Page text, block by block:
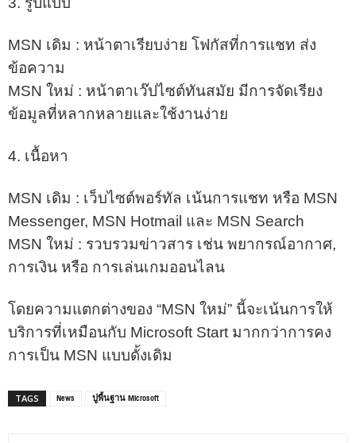
MSN เดิม : หน้าตาเรียบง่าย โฟกัสที่การแชท ส่ง
ข้อความ
MSN ใหม่ : หน้าตาเว๊ปไซต์ทันสมัย มีการจัดเรียง
ข้อมูลที่หลากหลายและใช้งานง่าย
4. เนื้อหา
MSN เดิม : เว็บไซต์พอร์ทัล เน้นการแชท หรือ MSN
Messenger, MSN Hotmail และ MSN Search
MSN ใหม่ : รวบรวมข่าวสาร เช่น พยากรณ์อากาศ,
การเงิน หรือ การเล่นเกมออนไลน
โดยความแตกต่างของ “MSN ใหม่” นี้จะเน้นการให้
บริการที่เหมือนกับ Microsoft Start มากกว่าการคง
การเป็น MSN แบบดั้งเดิม
TAGS News ปูพื้นฐาน Microsoft